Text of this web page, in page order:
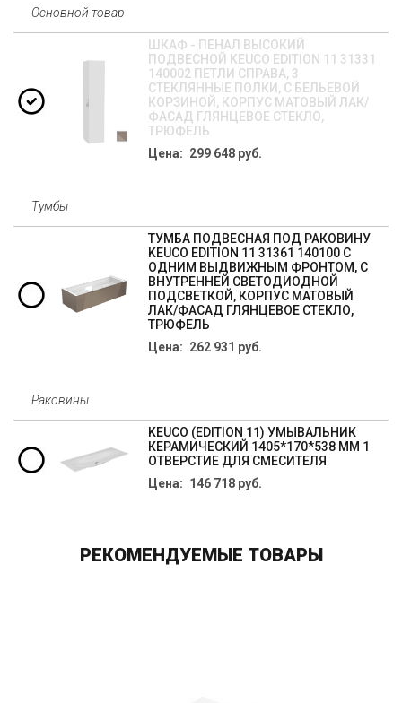
Основной товар
ШКАФ - ПЕНАЛ ВЫСОКИЙ
ПОДВЕСНОЙ KEUCO EDITION 11 31331
140002 ПЕТЛИ СПРАВА, 3
СТЕКЛЯННЫЕ ПОЛКИ, С БЕЛЬЕВОЙ
КОРЗИНОЙ, КОРПУС МАТОВЫЙ ЛАК/
ФАСАД ГЛЯНЦЕВОЕ СТЕКЛО,
ТРЮФЕЛЬ
Цена: 299 648 руб.
Тумбы
ТУМБА ПОДВЕСНАЯ ПОД РАКОВИНУ
KEUCO EDITION 11 31361 140100 С
ОДНИМ ВЫДВИЖНЫМ ФРОНТОМ, С
ВНУТРЕННЕЙ СВЕТОДИОДНОЙ
ПОДСВЕТКОЙ, КОРПУС МАТОВЫЙ
ЛАК/ФАСАД ГЛЯНЦЕВОЕ СТЕКЛО,
ТРЮФЕЛЬ
Цена: 262 931 руб.
Раковины
KEUCO (EDITION 11) УМЫВАЛЬНИК
КЕРАМИЧЕСКИЙ 1405*170*538 ММ 1
ОТВЕРСТИЕ ДЛЯ СМЕСИТЕЛЯ
Цена: 146 718 руб.
РЕКОМЕНДУЕМЫЕ ТОВАРЫ